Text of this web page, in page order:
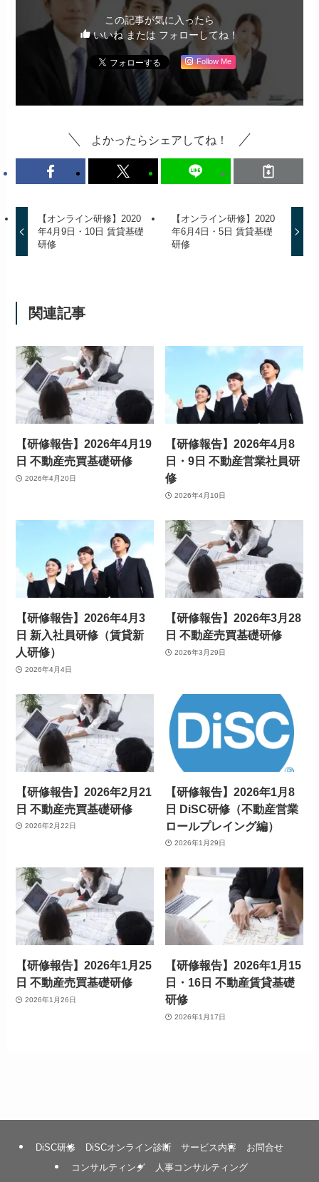
この記事が気に入ったら
いいね または フォローしてね！
Follow Me
よかったらシェアしてね！
【オンライン研修】2020
年4月9日・10日 賃貸基礎
研修
【オンライン研修】2020
年6月4日・5日 賃貸基礎
研修
関連記事
【研修報告】2026年4月19
日 不動産売買基礎研修
2026年4月20日
【研修報告】2026年4月8
日・9日 不動産営業社員研
修
2026年4月10日
【研修報告】2026年4月3
日 新入社員研修（賃貸新
人研修）
2026年4月4日
【研修報告】2026年3月28
日 不動産売買基礎研修
2026年3月29日
【研修報告】2026年2月21
日 不動産売買基礎研修
2026年2月22日
【研修報告】2026年1月8
日 DiSC研修（不動産営業
ロールプレイング編）
2026年1月29日
【研修報告】2026年1月25
日 不動産売買基礎研修
2026年1月26日
【研修報告】2026年1月15
日・16日 不動産賃貸基礎
研修
2026年1月17日
DiSC研修 DiSCオンライン診断 サービス内容
お問合せ
コンサルティング
人事コンサルティング